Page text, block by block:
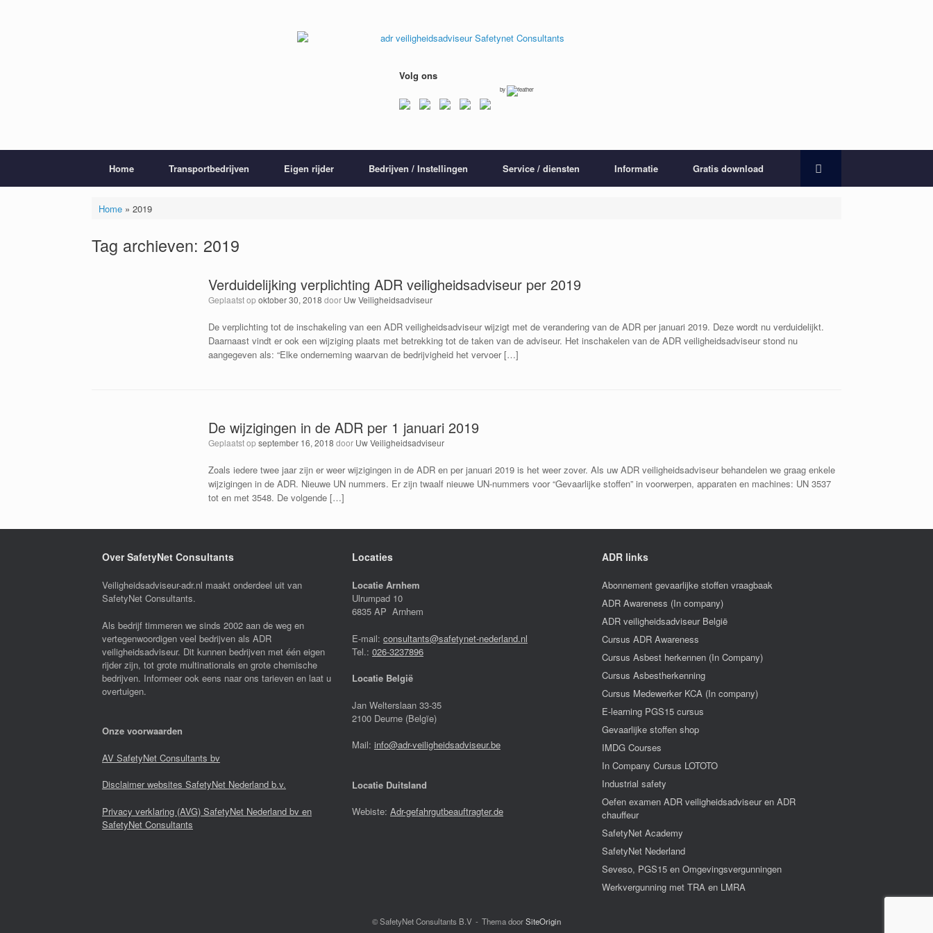
Volg ons
by
Home Transportbedrijven Eigen rijder Bedrijven / Instellingen Service / diensten Informatie Gratis download
Home» 2019
Tag archieven: 2019
Verduidelijking verplichting ADR veiligheidsadviseur per 2019
Geplaatst opoktober 30, 2018 door Uw Veiligheidsadviseur
De verplichting tot de inschakeling van een ADR veiligheidsadviseur wijzigt met de verandering van de ADR per januari 2019. Deze wordt nu verduidelijkt.
Daarnaast vindt er ook een wijziging plaats met betrekking tot de taken van de adviseur. Het inschakelen van de ADR veiligheidsadviseur stond nu
aangegeven als: “Elke onderneming waarvan de bedrijvigheid het vervoer […]
De wijzigingen in de ADR per 1 januari 2019
Geplaatst opseptember 16, 2018 door Uw Veiligheidsadviseur
Zoals iedere twee jaar zijn er weer wijzigingen in de ADR en per januari 2019 is het weer zover. Als uw ADR veiligheidsadviseur behandelen we graag enkele
wijzigingen in de ADR. Nieuwe UN nummers. Er zijn twaalf nieuwe UN-nummers voor “Gevaarlijke stoffen” in voorwerpen, apparaten en machines: UN 3537
tot en met 3548. De volgende […]
Over SafetyNet Consultants
Veiligheidsadviseur-adr.nl maakt onderdeel uit van
SafetyNet Consultants.
Als bedrijf timmeren we sinds 2002 aan de weg en
vertegenwoordigen veel bedrijven als ADR
veiligheidsadviseur. Dit kunnen bedrijven met één eigen
rijder zijn, tot grote multinationals en grote chemische
bedrijven. Informeer ook eens naar ons tarieven en laat u
overtuigen.
Onze voorwaarden
AV SafetyNet Consultants bv
Disclaimer websites SafetyNet Nederland b.v.
Privacy verklaring (AVG) SafetyNet Nederland bv en
SafetyNet Consultants
Locaties
Locatie Arnhem
Ulrumpad 10
6835 AP Arnhem
E-mail: consultants@safetynet-nederland.nl
Tel.: 026-3237896
Locatie België
Jan Welterslaan 33-35
2100 Deurne (Belgïe)
Mail: info@adr-veiligheidsadviseur.be
Locatie Duitsland
Webiste: Adr-gefahrgutbeauftragter.de
ADR links
Abonnement gevaarlijke stoffen vraagbaak
ADR Awareness (In company)
ADR veiligheidsadviseur België
Cursus ADR Awareness
Cursus Asbest herkennen (In Company)
Cursus Asbestherkenning
Cursus Medewerker KCA (In company)
E-learning PGS15 cursus
Gevaarlijke stoffen shop
IMDG Courses
In Company Cursus LOTOTO
Industrial safety
Oefen examen ADR veiligheidsadviseur en ADR
chauffeur
SafetyNet Academy
SafetyNet Nederland
Seveso, PGS15 en Omgevingsvergunningen
Werkvergunning met TRA en LMRA
© SafetyNet Consultants B.V Thema doorSiteOrigin